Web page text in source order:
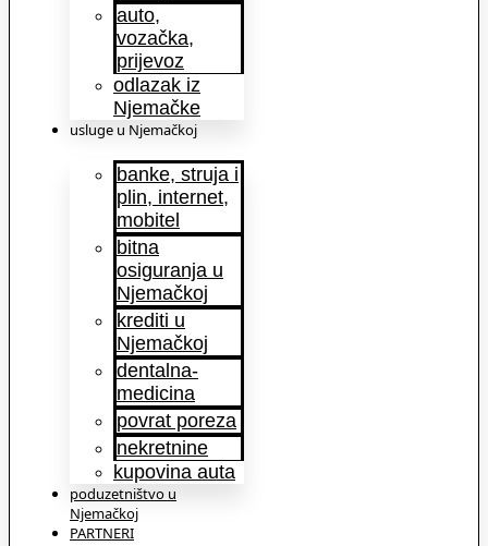
auto,
vozačka,
prijevoz
odlazak iz
Njemačke
usluge u Njemačkoj
banke, struja i
plin, internet,
mobitel
bitna
osiguranja u
Njemačkoj
krediti u
Njemačkoj
dentalna-
medicina
povrat poreza
nekretnine
kupovina auta
poduzetništvo u
Njemačkoj
PARTNERI